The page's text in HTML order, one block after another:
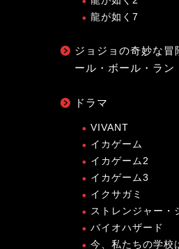
龍が如く7
ジョジョの奇妙な冒
ール・ボール・ラン
ドラマ
VIVANT
イカゲーム
イカゲーム2
イカゲーム3
イクサガミ
ストレンジャー・
バイオハザード
今、私たちの学校